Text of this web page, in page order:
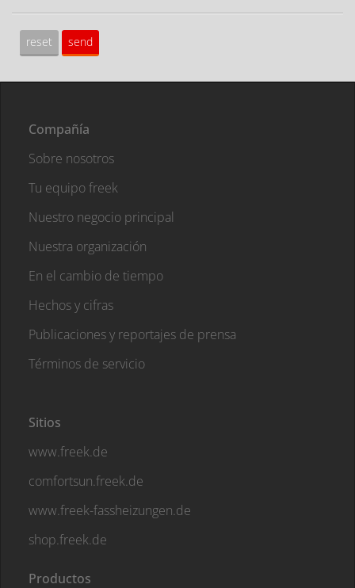
Compañía
Sobre nosotros
Tu equipo freek
Nuestro negocio principal
Nuestra organización
En el cambio de tiempo
Hechos y cifras
Publicaciones y reportajes de prensa
Términos de servicio
Sitios
www.freek.de
comfortsun.freek.de
www.freek-fassheizungen.de
shop.freek.de
Productos